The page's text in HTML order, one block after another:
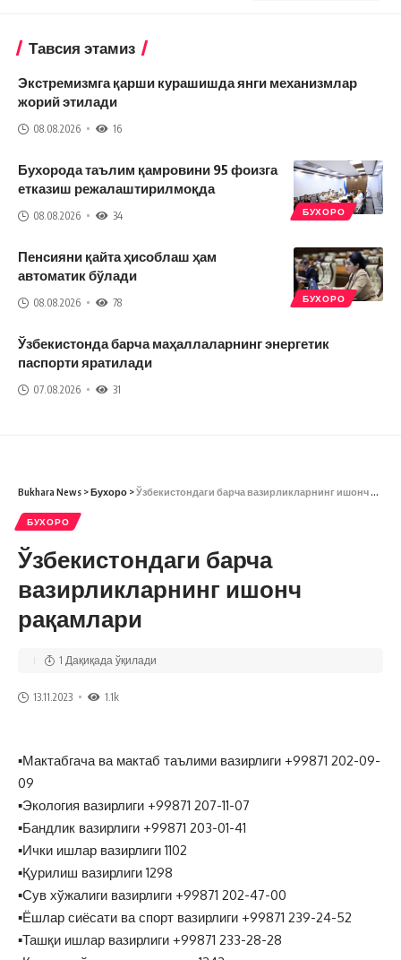
Тавсия этамиз
Экстремизмга қарши курашишда янги механизмлар
жорий этилади
08.08.2026 16
БУХОРО
Бухорода таълим қамровини 95 фоизга
етказиш режалаштирилмоқда
08.08.2026 34
БУХОРО
Пенсияни қайта ҳисоблаш ҳам
автоматик бўлади
08.08.2026 78
Ўзбекистонда барча маҳаллаларнинг энергетик
паспорти яратилади
07.08.2026 31
Bukhara News >Бухоро >Ўзбекистондаги барча вазирликларнинг ишонч рақамлари
БУХОРО
Ўзбекистондаги барча
вазирликларнинг ишонч
рақамлари
13.11.2023 1.1k
1 Дақиқада ўқилади
▪️Мактабгача ва мактаб таълими вазирлиги +99871 202-09-
09
▪️Экология вазирлиги +99871 207-11-07
▪️Бандлик вазирлиги +99871 203-01-41
▪️Ички ишлар вазирлиги 1102
▪️Қурилиш вазирлиги 1298
▪️Сув хўжалиги вазирлиги +99871 202-47-00
▪️Ёшлар сиёсати ва спорт вазирлиги +99871 239-24-52
▪️Ташқи ишлар вазирлиги +99871 233-28-28